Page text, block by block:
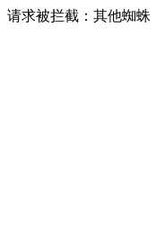
请求被拦截：其他蜘蛛